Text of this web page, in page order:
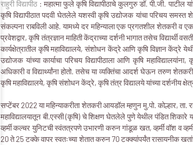
राहुरी विद्यापीठ : महात्मा फुले कृषि विद्यापीठाचे कुलगुरु डॉ. पी.जी. पाटील
कृषि विद्यापीठात पदवी घेतलेले यशस्वी कृषि उद्योजक यांचा परिचय समस्त
संकल्पना राबविली आहे. यामध्ये दर महिन्याला एक प्रगतशील शेतकरी व एक
प्रवेशद्वार, कृषि तंत्रज्ञान माहिती केंद्राच्या दर्शनी भागात तसेच विद्यार्थी
कार्यक्षेत्रातील कृषि महाविद्यालये, संशोधन केंद्रे आणि कृषि विज्ञान
उद्योजक यांच्या कार्याचा परिचय विद्यापीठाला आणि कृषि
अधिकारी व विद्यार्थ्यांना होतो. तसेच या व्यक्तिंचा आदर्श घेऊन तरुण शेतकरी
कृषि महाविद्यालये, कृषि संशोधन केंद्रे, कृषि तंत्र विद्यालये यांच्या दर्शनीय
सप्टेंबर 2022 या महिन्याकरीता शेतकरी आयडॉल म्हणुन मु.पो. कोल्हार,
महाविद्यालयातून बी.एस्सी (कृषि) चे शिक्षण घेतलेले पुणे येथील पंडित
व्हर्मी कल्चर युनिटची स्वंतत्रपणे उभारणी करुन गांडूळ खत, व्हर्मी वॉश व
20 ते 25 टक्के वापर स्वतःच्या शेतात करुन 70 टक्क्यांपर्यंत रासायनीक